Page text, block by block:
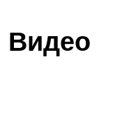
Видео